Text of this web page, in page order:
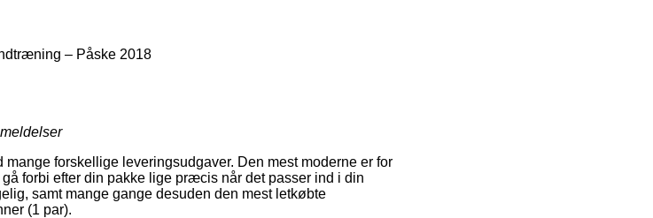
– Påske 2018
forskellige leveringsudgaver. Den mest moderne er for
forbi efter din pakke lige præcis når det passer ind i din
samt mange gange desuden den mest letkøbte
(1 par).